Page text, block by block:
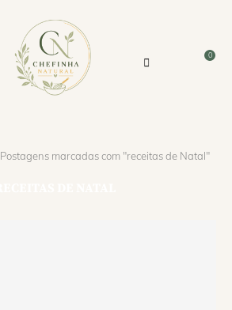
0
Postagens marcadas com "receitas de Natal"